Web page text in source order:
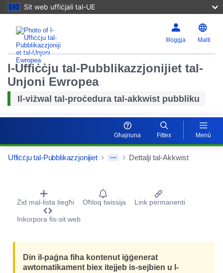
Sit web uffiċjali tal-UE
Illoggja Malti
l-Uffiċċju tal-Pubblikazzjonijiet tal-
Unjoni Ewropea
Il-viżwal tal-proċedura tal-akkwist pubbliku
Għajnuna Fittex Menù
Uffiċċju tal-Pubblikazzjonijiet Dettalji tal-Akkwist
Procurement Detail Actions Portlet
Żid mal-lista tiegħi Oħloq twissija Link permanenti
Inkorpora fis-sit web
Din il-paġna fiha kontenut iġġenerat
awtomatikament biex itejjeb is-sejbien u l-